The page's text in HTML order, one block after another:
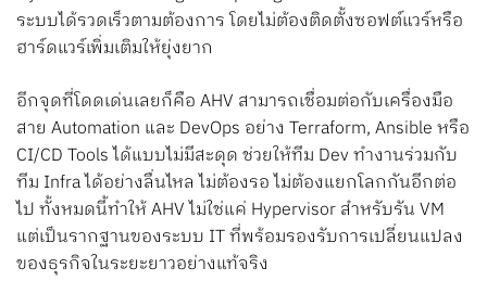
ระบบได้รวดเร็วตามต้องการ โดยไม่ต้องติดตั้งซอฟต์แวร์หรือ
ฮาร์ดแวร์เพิ่มเติมให้ยุ่งยาก
อีกจุดที่โดดเด่นเลยก็คือ AHV สามารถเชื่อมต่อกับเครื่องมือ
สาย Automation และ DevOps อย่าง Terraform, Ansible หรือ
CI/CD Tools ได้แบบไม่มีสะดุด ช่วยให้ทีม Dev ทำงานร่วมกับ
ทีม Infra ได้อย่างลื่นไหล ไม่ต้องรอ ไม่ต้องแยกโลกกันอีกต่อ
ไป ทั้งหมดนี้ทำให้ AHV ไม่ใช่แค่ Hypervisor สำหรับรัน VM
แต่เป็นรากฐานของระบบ IT ที่พร้อมรองรับการเปลี่ยนแปลง
ของธุรกิจในระยะยาวอย่างแท้จริง